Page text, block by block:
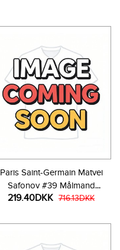
Paris Saint-Germain Matvei
Safonov #39 Målmand
Tredjetrøje Børn 2025-26
219.40DKK 716.13DKK